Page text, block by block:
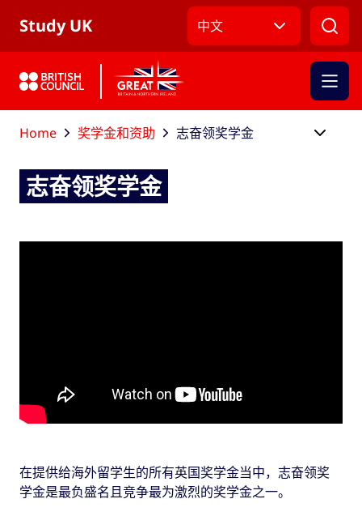
Study UK 中文
Home 奖学金和资助 志奋领奖学金
志奋领奖学金
在提供给海外留学生的所有英国奖学金当中，志奋领奖
学金是最负盛名且竞争最为激烈的奖学金之一。